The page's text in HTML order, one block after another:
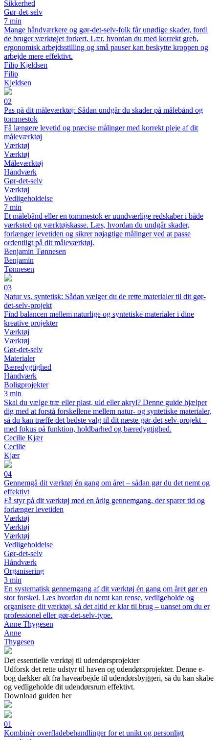
Sikkerhed
Gør-det-selv
7 min
Mange håndværkere og gør-det-selv-folk får unødige skader, fordi
de bruger værktøjet forkert. Lær, hvordan du med korrekt greb,
ergonomisk arbejdsstilling og små pauser kan beskytte kroppen og
arbejde mere effektivt.
Filip Kjeldsen
Filip
Kjeldsen
02
Pas på dit måleværktøj: Sådan undgår du skader på målebånd og
tommestok
Få længere levetid og præcise målinger med korrekt pleje af dit
måleværktøj
Værktøj
Værktøj
Måleværktøj
Håndværk
Gør-det-selv
Værktøj
Vedligeholdelse
7 min
Et målebånd eller en tommestok er uundværlige redskaber i både
værksted og værktøjskasse. Læs, hvordan du undgår skader,
forlænger levetiden og sikrer nøjagtige målinger ved at passe
ordentligt på dit måleværktøj.
Benjamin Tønnesen
Benjamin
Tønnesen
03
Natur vs. syntetisk: Sådan vælger du de rette materialer til dit gør-
det-selv-projekt
Find balancen mellem naturlige og syntetiske materialer i dine
kreative projekter
Værktøj
Værktøj
Gør-det-selv
Materialer
Bæredygtighed
Håndværk
Boligprojekter
3 min
Skal du vælge træ eller plast, uld eller akryl? Denne guide hjælper
dig med at forstå forskellene mellem natur- og syntetiske materialer,
så du kan træffe det bedste valg til dit næste gør-det-selv-projekt –
med fokus på funktion, holdbarhed og bæredygtighed.
Cecilie Kjær
Cecilie
Kjær
04
Gennemgå dit værktøj én gang om året – sådan gør du det nemt og
effektivt
Få styr på dit værktøj med en årlig gennemgang, der sparer tid og
forlænger levetiden
Værktøj
Værktøj
Værktøj
Vedligeholdelse
Gør-det-selv
Håndværk
Organisering
3 min
En systematisk gennemgang af dit værktøj én gang om året gør en
stor forskel. Læs hvordan du nemt kan rense, vedligeholde og
organisere dit værktøj, så det altid er klar til brug – uanset om du er
professionel eller gør-det-selv-type.
Anne Thygesen
Anne
Thygesen
Det essentielle værktøj til udendørsprojekter
Udforsk det rette udstyr til haven og udendørsprojekter. Denne e-
bog dækker alt fra havearbejde til udendørsbyggeri, så du kan skabe
og vedligeholde dit udendørsrum effektivt.
Download guiden her
01
Kombinér overfladebehandlinger for et unikt og personligt